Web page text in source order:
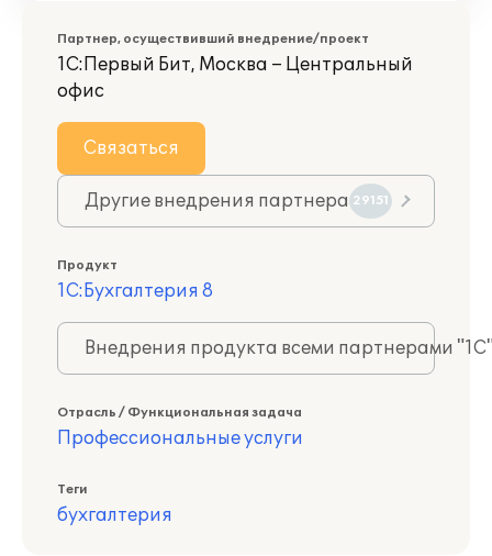
Партнер, осуществивший внедрение/проект
1С:Первый Бит, Москва – Центральный
офис
Связаться
Другие внедрения партнера 29151
Продукт
1С:Бухгалтерия 8
Внедрения продукта всеми партнерами
Отрасль / Функциональная задача
Профессиональные услуги
Теги
бухгалтерия